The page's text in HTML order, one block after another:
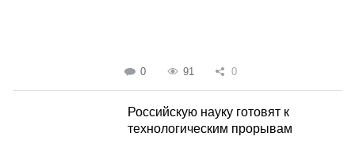
0 91 0
Российскую науку готовят к
технологическим прорывам